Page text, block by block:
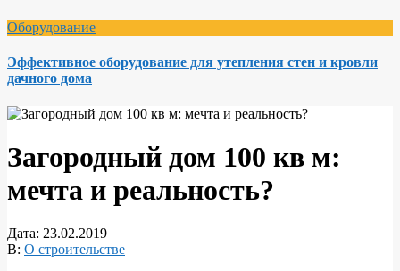
Оборудование
Эффективное оборудование для утепления стен и кровли
дачного дома
Загородный дом 100 кв м:
мечта и реальность?
Дата: 23.02.2019
В: О строительстве